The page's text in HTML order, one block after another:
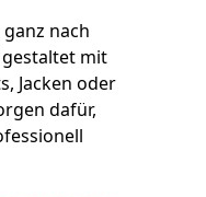
nach
mit
Jacken oder
dafür,